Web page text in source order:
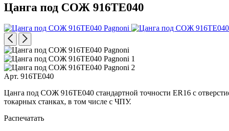
Цанга под СОЖ 916TE040
Арт. 916TE040
Цанга под СОЖ 916TE040 стандартной точности ER16 с
токарных станках, в том числе с ЧПУ.
Распечатать